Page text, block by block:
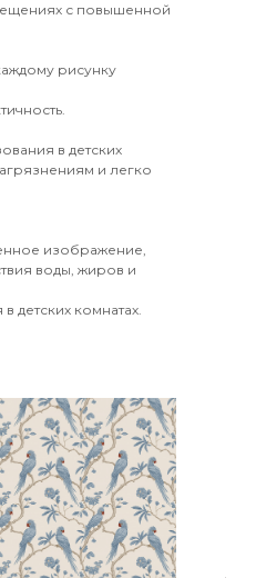
с повышенной
рисунку
в детских
и легко
изображение,
воды, жиров и
детских комнатах.